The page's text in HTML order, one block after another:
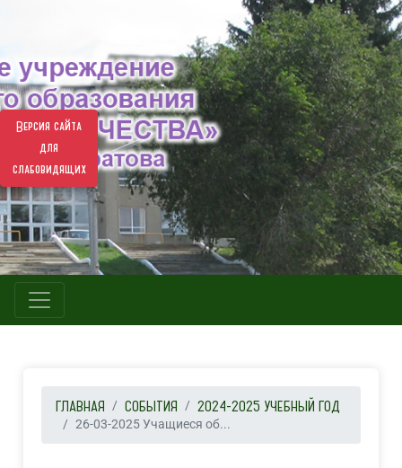
Версия сайта
для
слабовидящих
ГЛАВНАЯ СОБЫТИЯ 2024-2025 УЧЕБНЫЙ ГОД
26-03-2025 Учащиеся об...